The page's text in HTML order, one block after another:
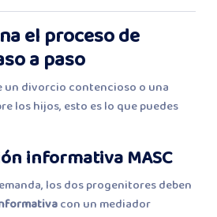
el proceso de
a paso
un divorcio contencioso o una
los hijos, esto es lo que puedes
informativa MASC
los dos progenitores deben
con un mediador